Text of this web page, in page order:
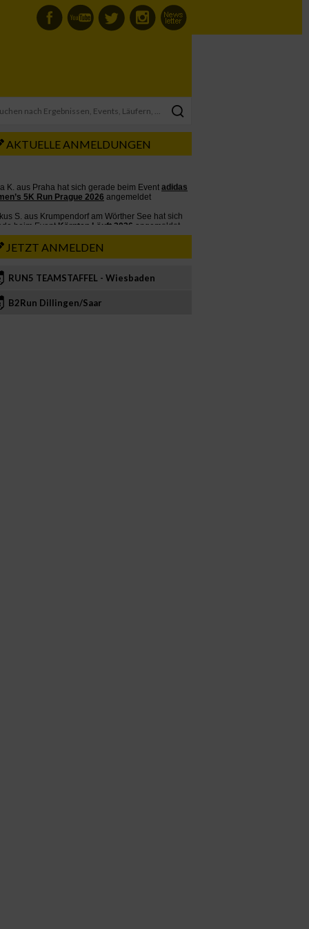
AKTUELLE ANMELDUNGEN
JETZT ANMELDEN
RUN5 TEAMSTAFFEL - Wiesbaden
B2Run Dillingen/Saar